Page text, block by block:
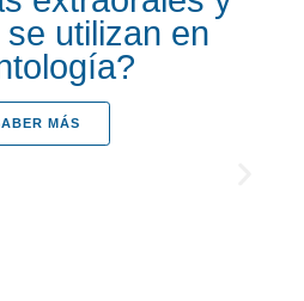
utilizan en
MÁS